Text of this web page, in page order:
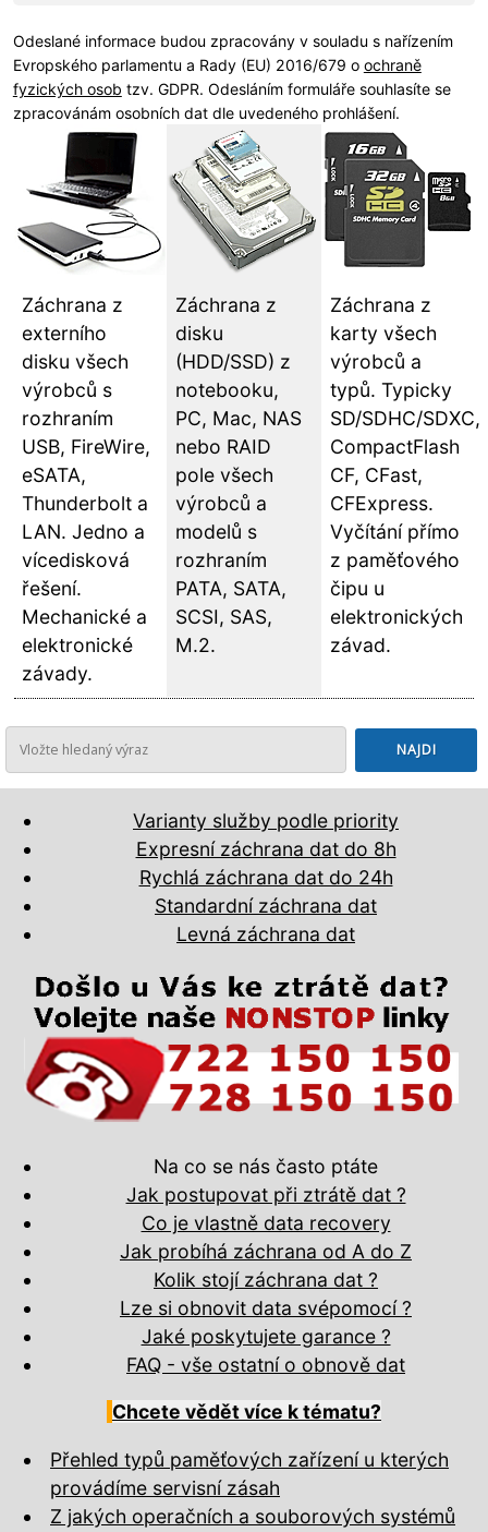
Odeslané informace budou zpracovány v souladu s nařízením
Evropského parlamentu a Rady (EU) 2016/679 o ochraně
fyzických osob tzv. GDPR. Odesláním formuláře souhlasíte se
zpracovánám osobních dat dle uvedeného prohlášení.
Záchrana z
externího
disku všech
výrobců s
rozhraním
USB, FireWire,
eSATA,
Thunderbolt a
LAN. Jedno a
vícedisková
řešení.
Mechanické a
elektronické
závady.
Záchrana z
disku
(HDD/SSD) z
notebooku,
PC, Mac, NAS
nebo RAID
pole všech
výrobců a
modelů s
rozhraním
PATA, SATA,
SCSI, SAS,
M.2.
Záchrana z
karty všech
výrobců a
typů. Typicky
SD/SDHC/SDXC,
CompactFlash
CF, CFast,
CFExpress.
Vyčítání přímo
z paměťového
čipu u
elektronických
závad.
Varianty služby podle priority
Expresní záchrana dat do 8h
Rychlá záchrana dat do 24h
Standardní záchrana dat
Levná záchrana dat
Na co se nás často ptáte
Jak postupovat při ztrátě dat ?
Co je vlastně data recovery
Jak probíhá záchrana od A do Z
Kolik stojí záchrana dat ?
Lze si obnovit data svépomocí ?
Jaké poskytujete garance ?
FAQ - vše ostatní o obnově dat
Chcete vědět více k tématu?
Přehled typů paměťových zařízení u kterých
provádíme servisní zásah
Z jakých operačních a souborových systémů